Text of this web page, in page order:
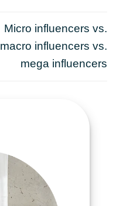
Micro influencers vs.
macro influencers vs.
mega influencers